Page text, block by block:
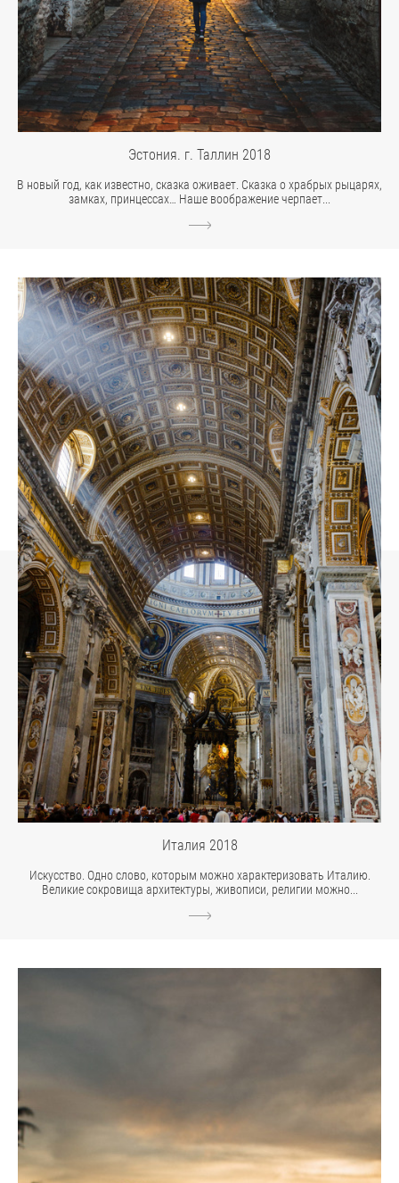
Эстония. г. Таллин 2018
В новый год, как известно, сказка оживает. Сказка о храбрых рыцарях,
замках, принцессах… Наше воображение черпает...
Италия 2018
Искусство. Одно слово, которым можно характеризовать Италию.
Великие сокровища архитектуры, живописи, религии можно...